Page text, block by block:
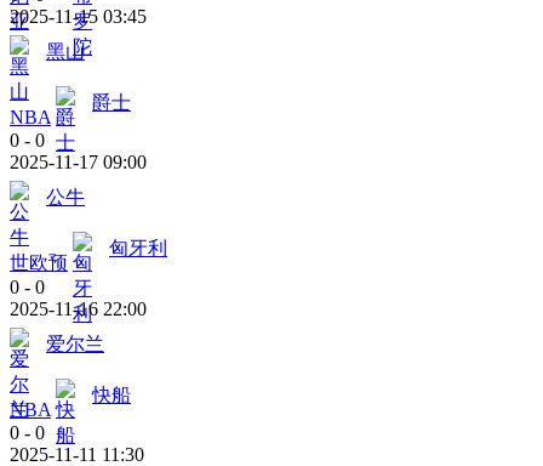
2025-11-15 03:45
黑山
NBA
爵士
0 - 0
2025-11-17 09:00
公牛
世欧预
匈牙利
0 - 0
2025-11-16 22:00
爱尔兰
NBA
快船
0 - 0
2025-11-11 11:30